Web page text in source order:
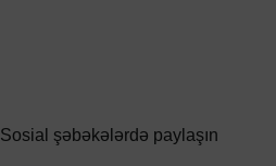
Sosial şəbəkələrdə paylaşın